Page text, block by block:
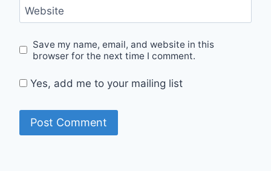
Website
Save my name, email, and website in this
browser for the next time I comment.
Yes, add me to your mailing list